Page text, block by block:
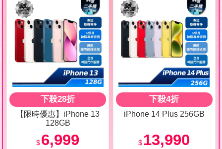
下殺28折
【限時優惠】iPhone 13
128GB
$6,999
下殺4折
iPhone 14 Plus 256GB
$ 13,990